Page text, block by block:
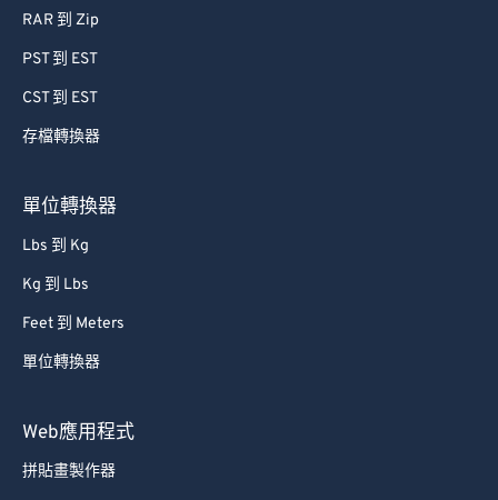
RAR 到 Zip
PST 到 EST
CST 到 EST
存檔轉換器
單位轉換器
Lbs 到 Kg
Kg 到 Lbs
Feet 到 Meters
單位轉換器
Web應用程式
拼貼畫製作器